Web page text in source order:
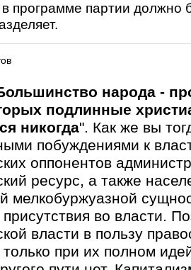
программе партии должно
народа -
подлинные
никогда". Как же вы
побуждениями к
оппонентов
ресурс, а также
мелкобуржуазной
присутствия во власти.
власти в пользу
при их полном